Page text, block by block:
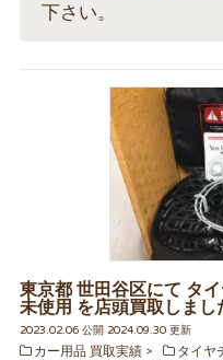
下さい。
東京都 世田谷区にて タ
未使用 を店頭買取しまし
2023.02.06 公開 2024.09.30 更新
カー用品 買取実績
タイヤ